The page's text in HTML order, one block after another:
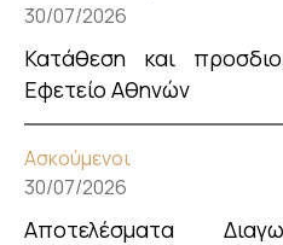
30/07/2026
Κατάθεση και
Εφετείο Αθηνών
Ασκούμενοι
30/07/2026
Αποτελέσματα